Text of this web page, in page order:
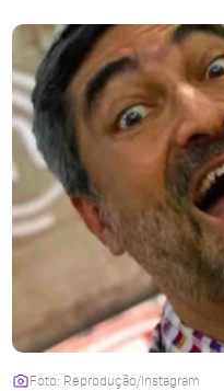
Foto: Reprodução/Instagram